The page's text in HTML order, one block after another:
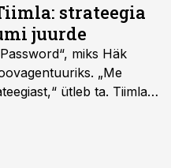
strateegia
juurde
miks Häk
„Me
ütleb ta. Tiimla